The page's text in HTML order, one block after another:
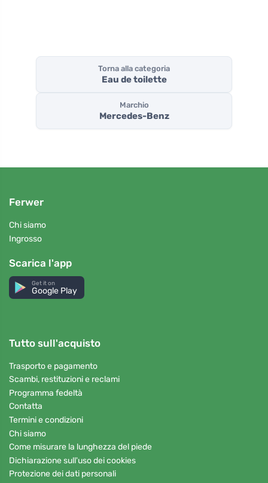
Torna alla categoria
Eau de toilette
Marchio
Mercedes-Benz
Ferwer
Chi siamo
Ingrosso
Scarica l'app
Get it on
Google Play
Tutto sull'acquisto
Trasporto e pagamento
Scambi, restituzioni e reclami
Programma fedeltà
Contatta
Termini e condizioni
Chi siamo
Come misurare la lunghezza del piede
Dichiarazione sull'uso dei cookies
Protezione dei dati personali